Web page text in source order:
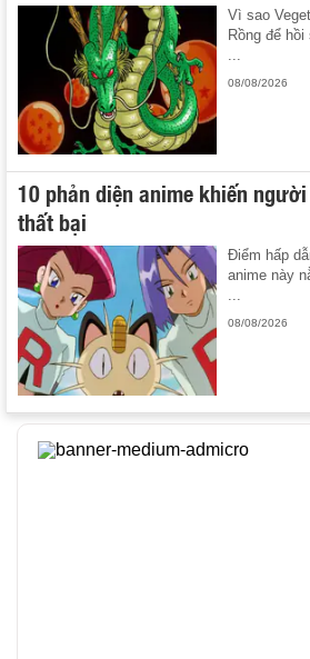
Vì sao
Rồng để
08/08/2026
10 phản diện anime khiến
thất bại
Điểm hấp
anime này
...
08/08/2026